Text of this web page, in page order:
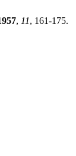
, 11, 161-175.